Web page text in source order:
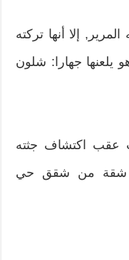
إلا أنها تركته
يلعنها جهارا: شلون
عقب اكتشاف جثته
شقة من شقق حي